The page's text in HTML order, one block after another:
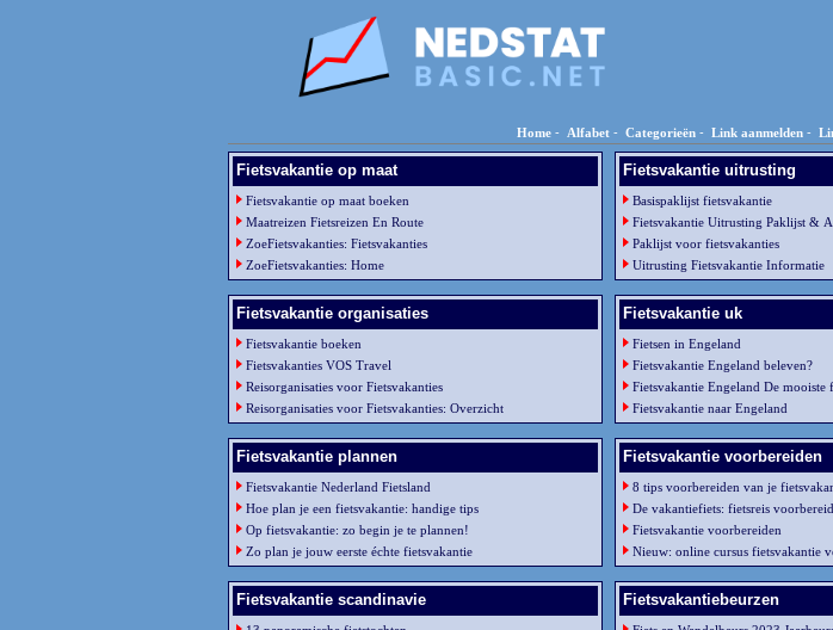
Home - Alfabet - Categorieën - Link aanmelden -
Fietsvakantie op maat
Fietsvakantie op maat boeken
Maatreizen Fietsreizen En Route
ZoeFietsvakanties: Fietsvakanties
ZoeFietsvakanties: Home
Fietsvakantie organisaties
Fietsvakantie boeken
Fietsvakanties VOS Travel
Reisorganisaties voor Fietsvakanties
Reisorganisaties voor Fietsvakanties: Overzicht
Fietsvakantie plannen
Fietsvakantie Nederland Fietsland
Hoe plan je een fietsvakantie: handige tips
Op fietsvakantie: zo begin je te plannen!
Zo plan je jouw eerste échte fietsvakantie
Fietsvakantie scandinavie
Fietsvakantie uitrusting
Basispaklijst fietsvakantie
Fietsvakantie Uitrusting Paklijst &
Paklijst voor fietsvakanties
Uitrusting Fietsvakantie Informatie
Fietsvakantie uk
Fietsen in Engeland
Fietsvakantie Engeland beleven?
Fietsvakantie Engeland De mooiste
Fietsvakantie naar Engeland
Fietsvakantie voorbereiden
8 tips voorbereiden van je
De vakantiefiets: fietsreis
Fietsvakantie voorbereiden
Nieuw: online cursus fietsvakantie
Fietsvakantiebeurzen